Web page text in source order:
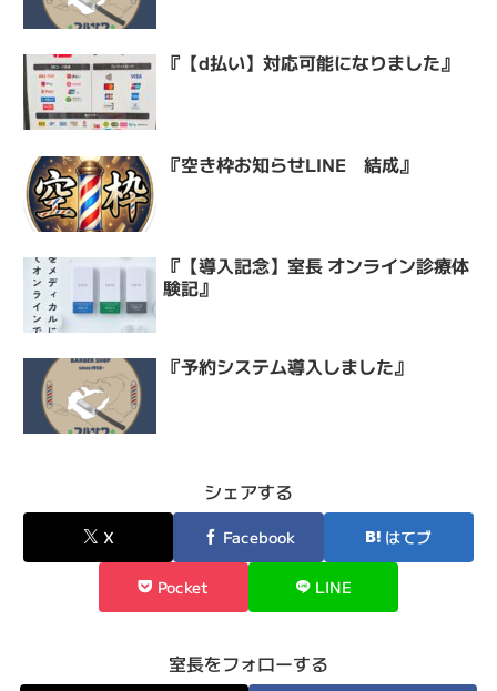
『【d払い】対応可能になりました』
『空き枠お知らせLINE 結成』
『【導入記念】室長 オンライン診療体
験記』
『予約システム導入しました』
シェアする
X Facebook はてブ
Pocket LINE
室長をフォローする